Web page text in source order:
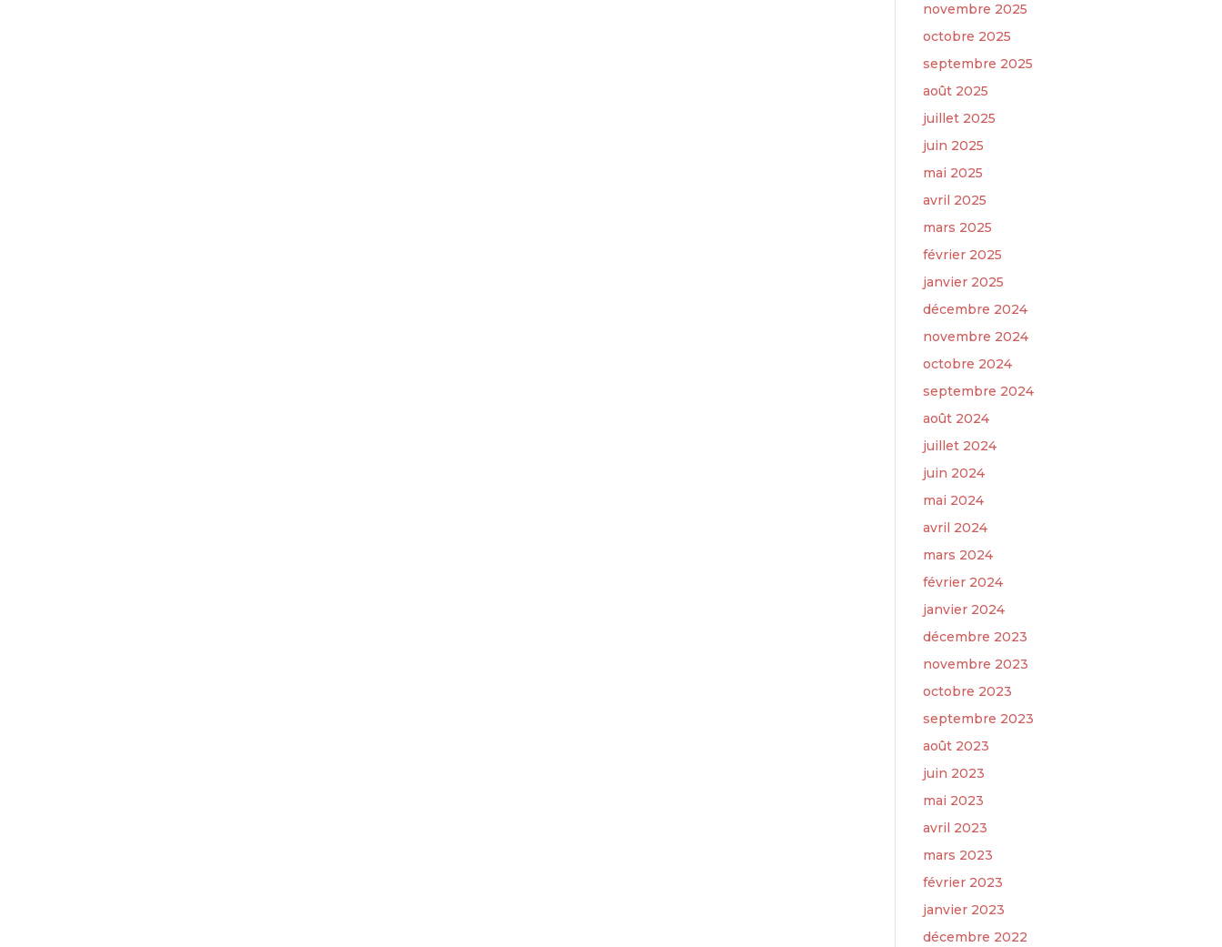
novembre 2025
octobre 2025
septembre 2025
août 2025
juillet 2025
juin 2025
mai 2025
avril 2025
mars 2025
février 2025
janvier 2025
décembre 2024
novembre 2024
octobre 2024
septembre 2024
août 2024
juillet 2024
juin 2024
mai 2024
avril 2024
mars 2024
février 2024
janvier 2024
décembre 2023
novembre 2023
octobre 2023
septembre 2023
août 2023
juin 2023
mai 2023
avril 2023
mars 2023
février 2023
janvier 2023
décembre 2022